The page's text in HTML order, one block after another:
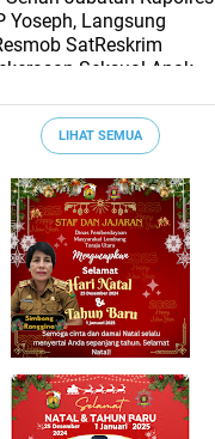
Yoseph, Langsung
SatReskrim
Seksual Anak
LIHAT SEMUA